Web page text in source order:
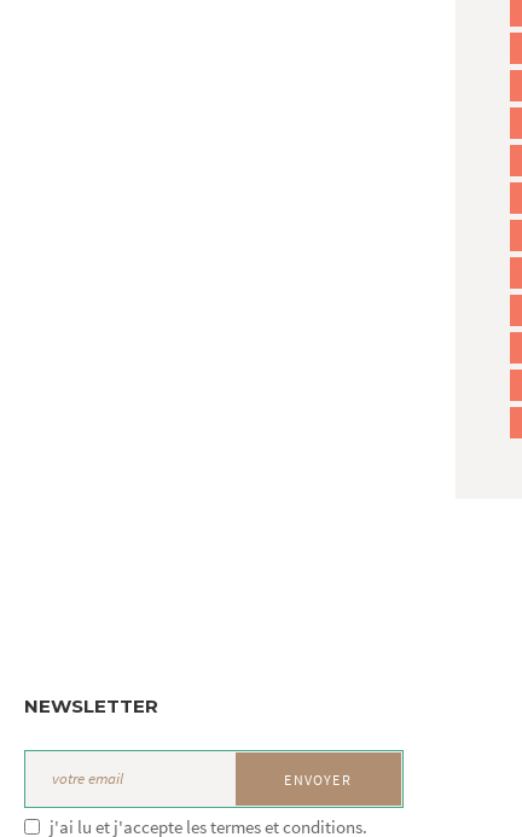
NEWSLETTER
j'ai lu et j'accepte les termes et conditions.